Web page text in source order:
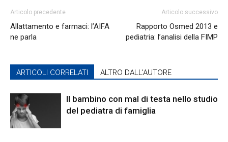
Articolo precedente
Allattamento e farmaci: l’AIFA
ne parla
Articolo successivo
Rapporto Osmed 2013 e
pediatria: l’analisi della FIMP
ARTICOLI CORRELATI ALTRO DALL'AUTORE
Il bambino con mal di testa nello studio
del pediatra di famiglia